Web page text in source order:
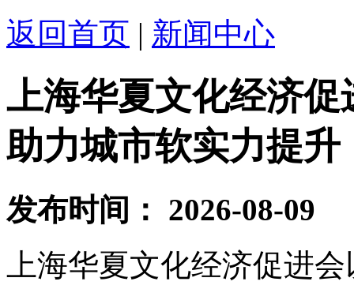
返回首页 | 新闻中心
上海华夏文化经济
助力城市软实力提升
发布时间：
2026-08-09
上海华夏文化经济促进